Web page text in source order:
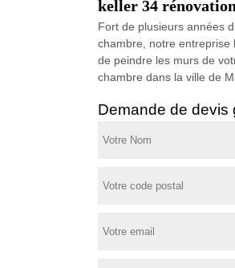
keller 34
Fort de plusieurs années
chambre, notre
de peindre les murs de
chambre dans la ville de
Demande de devis